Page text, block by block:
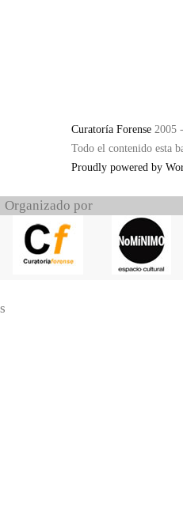
Curatoría Forense 2005
Todo el contenido esta
Proudly powered by
Organizado por
s